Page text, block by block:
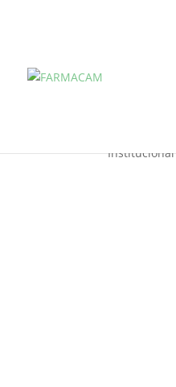
Institucional